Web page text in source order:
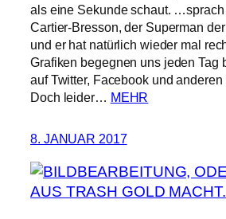
als eine Sekunde schaut.
Cartier-Bresson, der Superman
und er hat natürlich wieder mal
Grafiken begegnen uns jeden Tag
auf Twitter, Facebook und
Doch leider… MEHR
8. JANUAR 2017